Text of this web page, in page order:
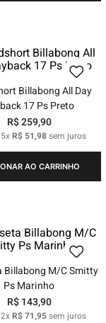
Billabong All Day
17 Ps Preto
R$259,90
5xR$ 51,98sem juros
AO CARRINHO
Billabong M/C Smitty
Ps Marinho
R$ 143,90
2xR$71,95sem juros